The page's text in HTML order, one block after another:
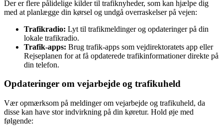
Der er flere pålidelige kilder til trafiknyheder, som kan hjælpe dig
med at planlægge din kørsel og undgå overraskelser på vejen:
Trafikradio: Lyt til trafikmeldinger og opdateringer på din
lokale trafikradio.
Trafik-apps: Brug trafik-apps som vejdirektoratets app eller
Rejseplanen for at få opdaterede trafikinformationer direkte på
din telefon.
Opdateringer om vejarbejde og trafikuheld
Vær opmærksom på meldinger om vejarbejde og trafikuheld, da
disse kan have stor indvirkning på din køretur. Hold øje med
følgende: